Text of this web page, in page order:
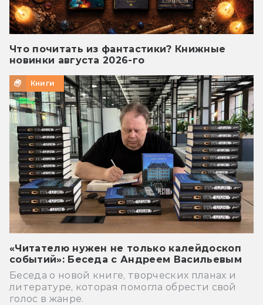
Что почитать из фантастики? Книжные
новинки августа 2026-го
Книги
«Читателю нужен не только калейдоскоп
событий»: Беседа с Андреем Васильевым
Беседа о новой книге, творческих планах и
литературе, которая помогла обрести свой
голос в жанре.